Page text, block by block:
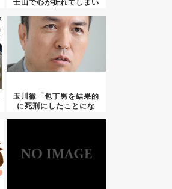
士山で心が折れてしまい
玉川徹「包丁男を結果的
に死刑にしたことにな